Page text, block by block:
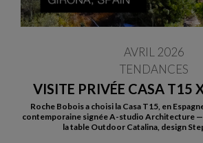
VISITE PRIVÉE CASA T15
AVRIL 2026
TENDANCES
Roche Bobois a choisi la Casa T15, en
contemporaine signée A-studio Architecture
la table Outdoor Catalina, design